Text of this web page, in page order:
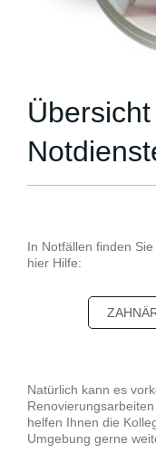
In Notfällen finden Sie
hier Hilfe:
Natürlich kann es
helfen Ihnen die
Umgebung gerne